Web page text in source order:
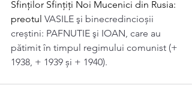
Sfinţilor Sfințiți Noi Mucenici din Rusia:
preotul VASILE şi binecredincioșii
creștini: PAFNUTIE şi IOAN, care au
pătimit în timpul regimului comunist (+
1938, + 1939 și + 1940).